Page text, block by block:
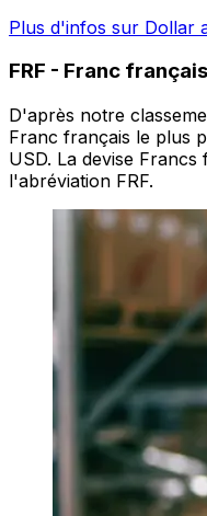
Plus d'infos sur Dollar
FRF - Franc français
D'après notre
Franc français le plus
USD. La devise
l'abréviation FRF.